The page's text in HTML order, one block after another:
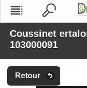
Coussinet
103000091
Retour